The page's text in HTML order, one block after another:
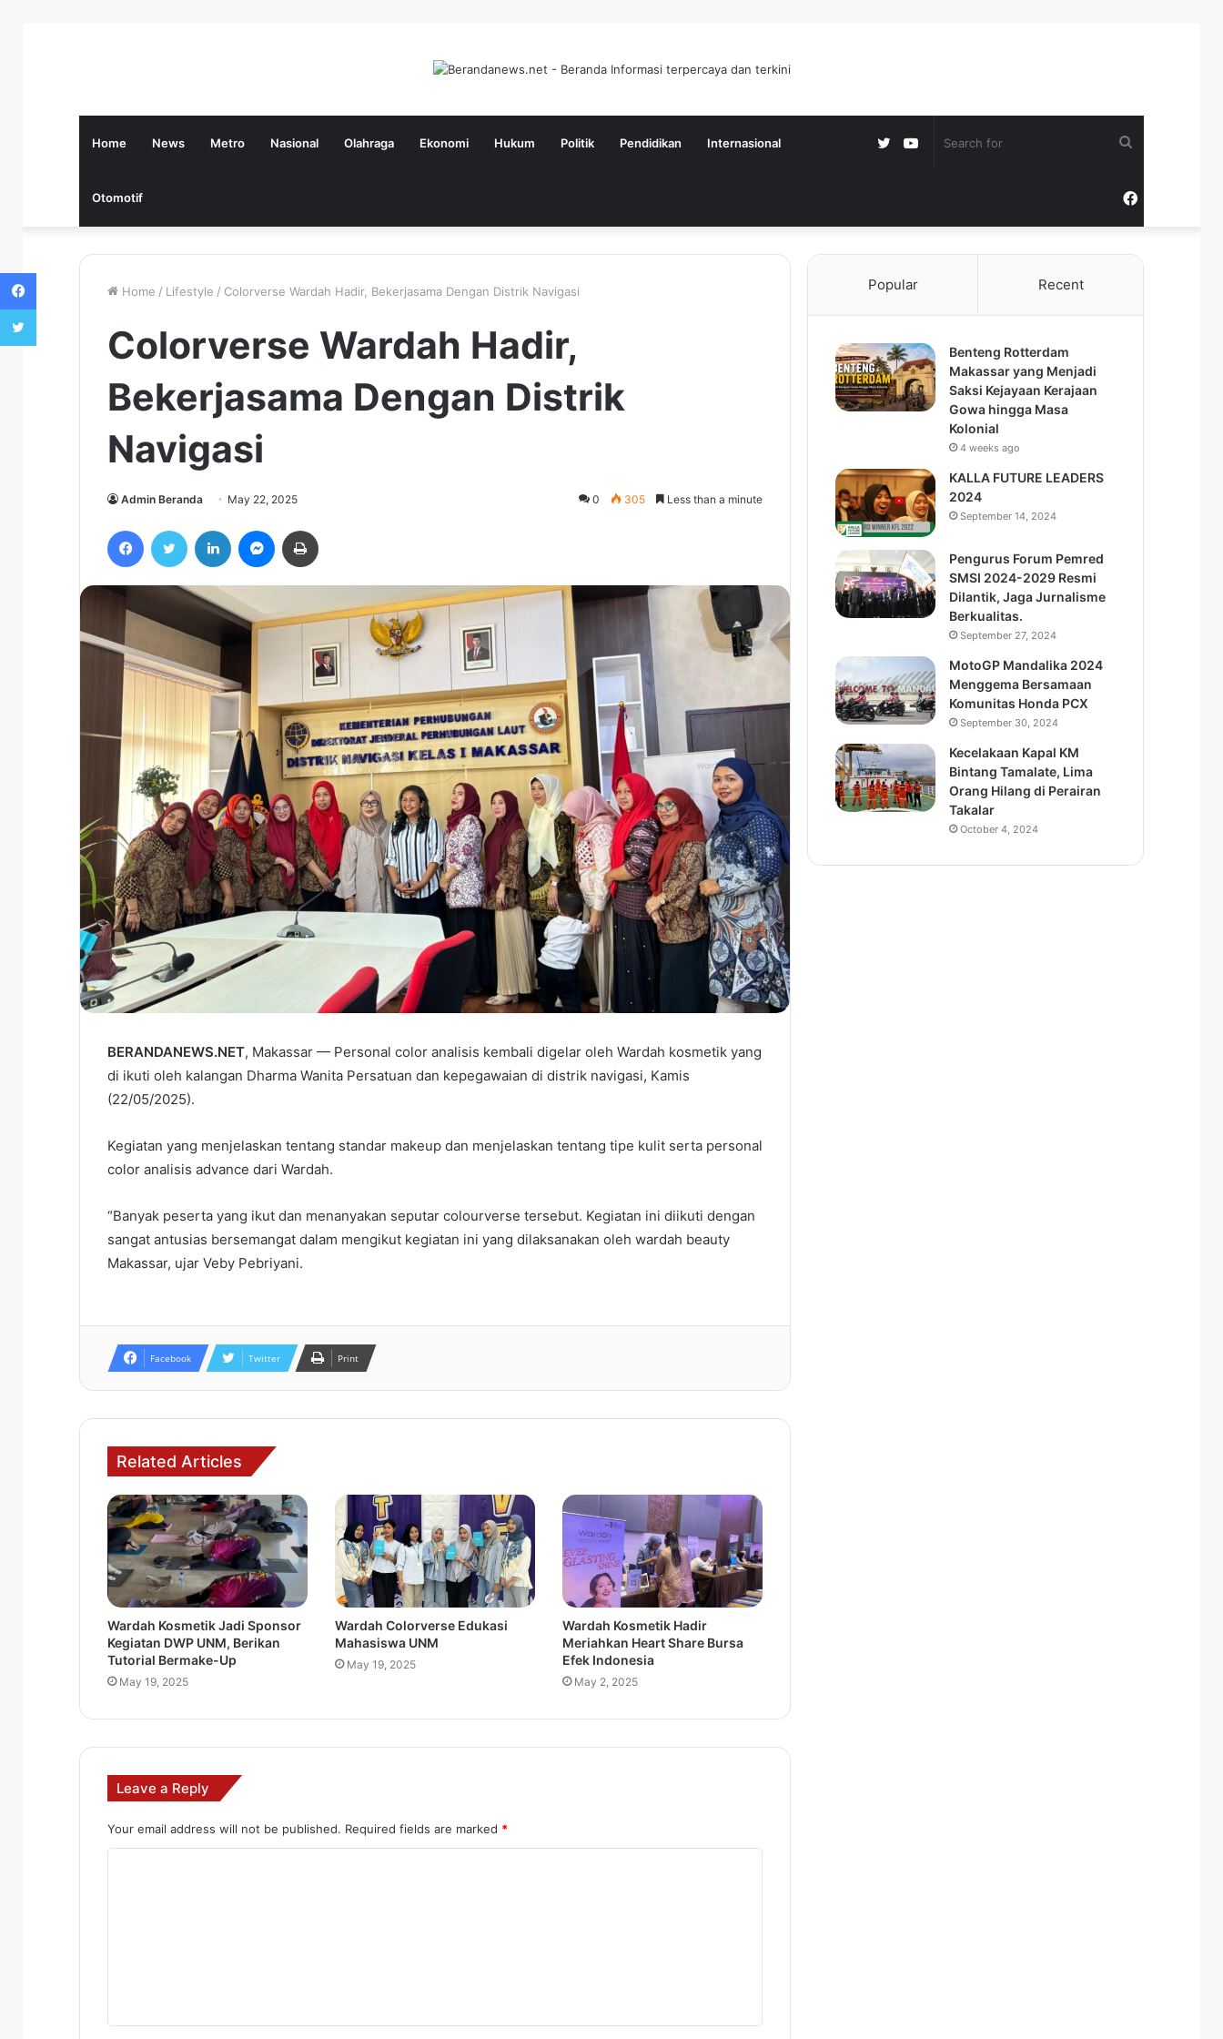
Home News Metro Nasional Olahraga Ekonomi Hukum Politik Pendidikan Internasional
Otomotif for
YouTube
Twitter
Facebook
Home / Lifestyle / Colorverse Wardah Hadir, Bekerjasama Dengan Distrik Navigasi
Colorverse Wardah Hadir,
Bekerjasama Dengan Distrik
Navigasi
Admin Beranda May 22, 2025 0 305 Less than a minute
FacebookTwitter LinkedIn Messenger
BERANDANEWS.NET, Makassar — Personal color analisis kembali digelar oleh Wardah kosmetik yang
di ikuti oleh kalangan Dharma Wanita Persatuan dan kepegawaian di distrik navigasi, Kamis
(22/05/2025).
Kegiatan yang menjelaskan tentang standar makeup dan menjelaskan tentang tipe kulit serta personal
color analisis advance dari Wardah.
“Banyak peserta yang ikut dan menanyakan seputar colourverse tersebut. Kegiatan ini diikuti dengan
sangat antusias bersemangat dalam mengikut kegiatan ini yang dilaksanakan oleh wardah beauty
Makassar, ujar Veby Pebriyani.
Facebook Twitter Print
Related Articles
Wardah Kosmetik Jadi Sponsor
Kegiatan DWP UNM, Berikan
Tutorial Bermake-Up
May 19, 2025
Wardah Colorverse Edukasi
Mahasiswa UNM
May 19, 2025
Wardah Kosmetik Hadir
Meriahkan Heart Share Bursa
Efek Indonesia
May 2, 2025
Leave a Reply
Your email address will not be published. Required fields are marked *
t
Popular Recent
Benteng Rotterdam
Makassar yang Menjadi
Saksi Kejayaan Kerajaan
Gowa hingga Masa
Kolonial
4 weeks ago
KALLA FUTURE LEADERS
2024
September 14, 2024
Pengurus Forum Pemred
SMSI 2024-2029 Resmi
Dilantik, Jaga Jurnalisme
Berkualitas.
September 27, 2024
MotoGP Mandalika 2024
Menggema Bersamaan
Komunitas Honda PCX
September 30, 2024
Kecelakaan Kapal KM
Bintang Tamalate, Lima
Orang Hilang di Perairan
Takalar
October 4, 2024
Facebook
Twitter